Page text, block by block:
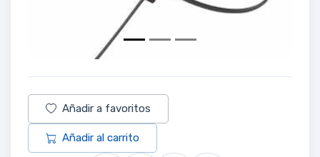
Añadir a favoritos
Añadir al carrito